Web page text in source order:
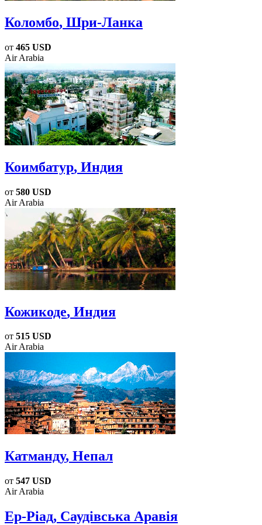
Коломбо, Шри-Ланка
от 465 USD
Air Arabia
Коимбатур, Индия
от 580 USD
Air Arabia
Кожикоде, Индия
от 515 USD
Air Arabia
Катманду, Непал
от 547 USD
Air Arabia
Ер-Ріад, Саудівська Аравія